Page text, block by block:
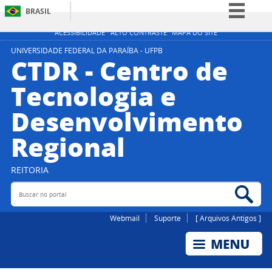
ACESSIBILIDADE ALTO CONTRASTE MAPA DO SITE
BRASIL
Simplifique!
Participe
Legislação
Canais
UNIVERSIDADE FEDERAL DA PARAÍBA - UFPB
CTDR - Centro de
Tecnologia e
Desenvolvimento
Regional
REITORIA
Buscar no portal
Webmail Suporte [ Arquivos Antigos ]